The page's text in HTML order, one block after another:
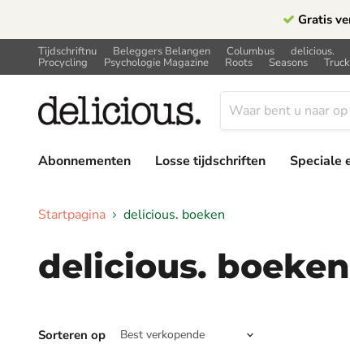
Gratis
Tijdschriftnu Beleggers Belangen Columbus delicious.
Procycling Psychologie Magazine Roots Seasons
Abonnementen
Losse tijdschriften Speciale
Startpagina delicious. boeken
delicious. boeken
Sorteren op